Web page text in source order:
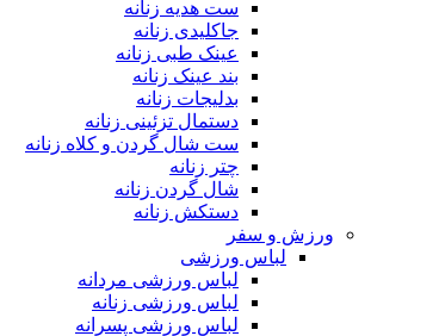
ست هدیه زنانه
جاکلیدی زنانه
عینک طبی زنانه
بند عینک زنانه
بدلیجات زنانه
دستمال تزئینی زنانه
ست شال گردن و کلاه زنانه
چتر زنانه
شال گردن زنانه
دستکش زنانه
ورزش و سفر
لباس ورزشی
لباس ورزشی مردانه
لباس ورزشی زنانه
لباس ورزشی پسرانه